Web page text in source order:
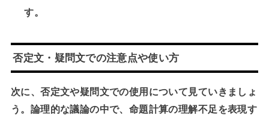
す。
否定文・疑問文での注意点や使い方
次に、否定文や疑問文での使用について見ていきましょ
う。論理的な議論の中で、命題計算の理解不足を表現す